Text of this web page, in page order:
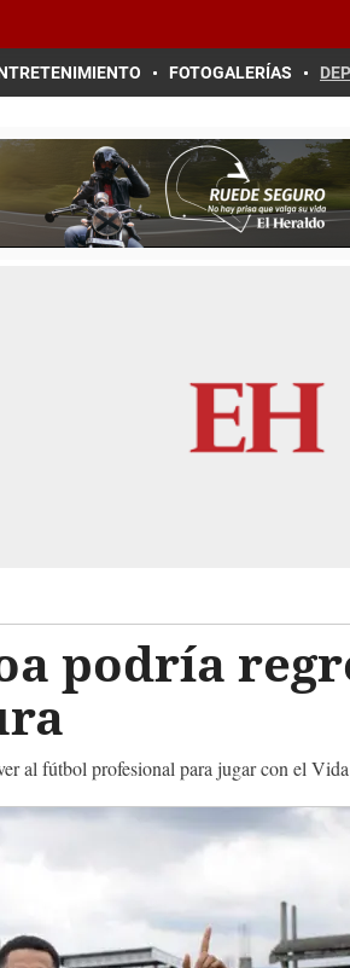
FOTOGALERÍAS
podría
al fútbol profesional para jugar con el